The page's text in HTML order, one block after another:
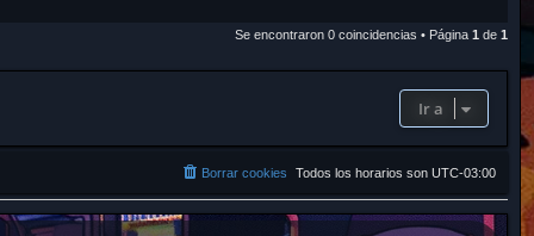
Se encontraron 0 coincidencias • Página 1 de 1
Ir a
Todos los horarios son UTC-03:00
Borrar cookies